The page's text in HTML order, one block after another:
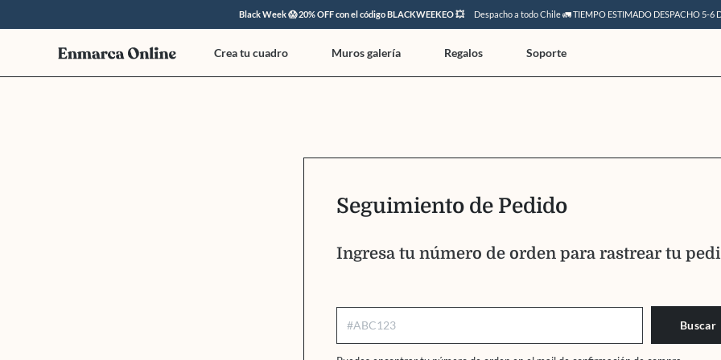
Black Week 😱 20% OFF con el código BLACKWEEKEO 💥 Despacho a todo Chile 🚛 TIEMPO ESTIMADO DESPACHO 5-6
Crea tu cuadro Muros galería Regalos Soporte
Seguimiento de Pedido
Ingresa tu número de orden para rastrear tu